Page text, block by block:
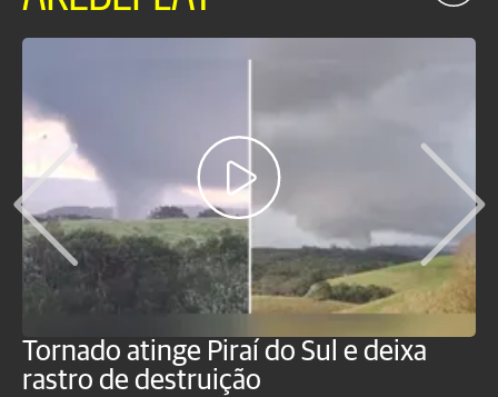
Tornado atinge Piraí do Sul e deixa
rastro de destruição